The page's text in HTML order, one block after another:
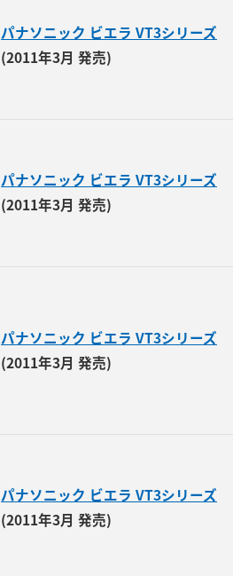
パナソニック ビエラ VT3シリーズ
(2011年3月 発売)
パナソニック ビエラ VT3シリーズ
(2011年3月 発売)
パナソニック ビエラ VT3シリーズ
(2011年3月 発売)
パナソニック ビエラ VT3シリーズ
(2011年3月 発売)